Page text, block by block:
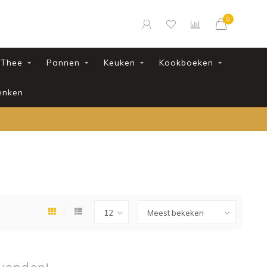
0
Thee Pannen Keuken Kookboeken